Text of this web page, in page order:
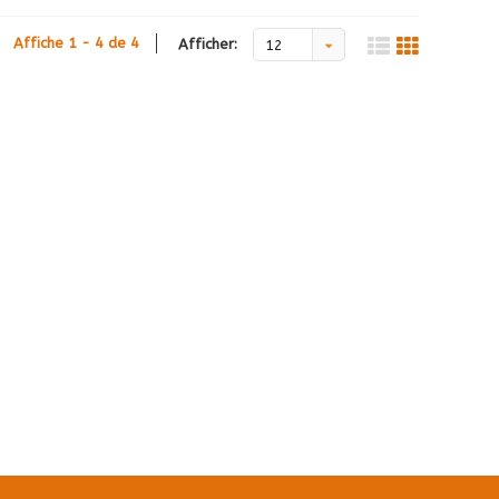
Affiche 1 - 4 de 4 Afficher: 12